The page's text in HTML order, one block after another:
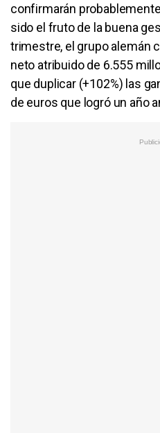
confirmarán
sido el fruto de la buena
trimestre, el grupo alemán
neto atribuido de 6.555
que duplicar (+102%) las
de euros que logró un año